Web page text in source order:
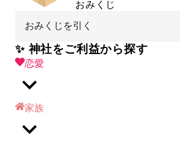
おみくじ
おみくじを引く
✨ 神社をご利益から探す
恋愛
家族